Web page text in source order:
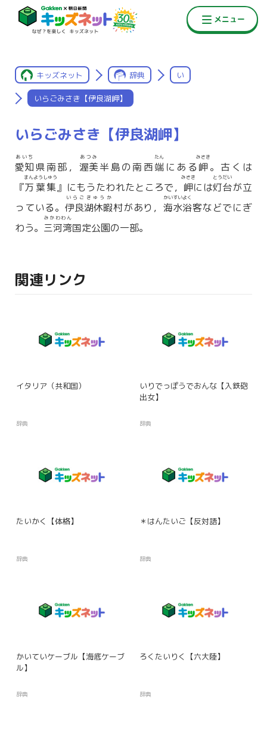
キッズネット 辞典 い
いらごみさき【伊良湖岬】
いらごみさき【伊良湖岬】
愛知
あいち
県南部， 渥美
あつみ
半島の南西端
たん
にある岬
みさき
。古くは
『万葉集
まんようしゅう
』にもうたわれたところで， 岬
みさき
には灯台
とうだい
が立
っている。 伊良湖休暇
いらごきゅうか
村があり， 海水浴
かいすいよく
客などでにぎ
わう。 三河湾
みかわわん
国定公園の一部。
関連リンク
イタリア（共和国）
辞典
いりでっぽうでおんな【入鉄砲
出女】
辞典
たいかく【体格】
辞典
＊はんたいご【反対語】
辞典
かいていケーブル【海底ケーブ
ル】
辞典
ろくたいりく【六大陸】
辞典